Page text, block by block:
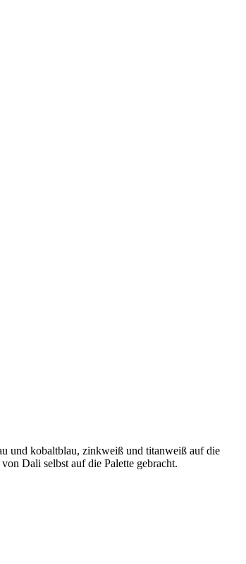
und kobaltblau, zinkweiß und titanweiß auf die
Dali selbst auf die Palette gebracht.